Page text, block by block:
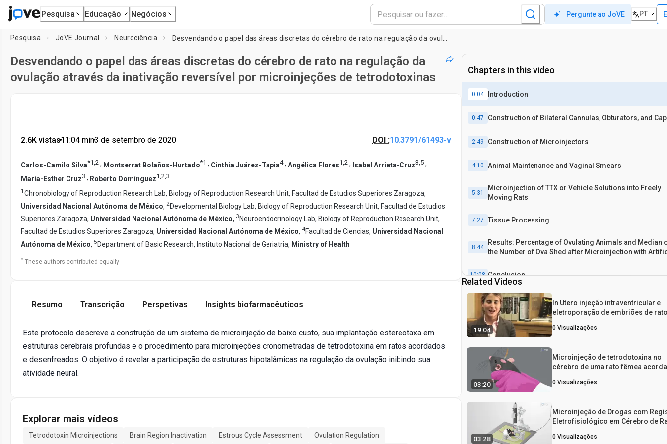
Pesquisa Educação Negócios Pergunte ao JoVE PT
Pesquisa JoVE Journal Neurociência
Desvendando o papel das áreas discretas do cérebro de rato na regulação da
ovulação através da inativação reversível por microinjeções de tetrodotoxinas
2.6K vistas•11:04 min•3 de setembro de 2020 DOI :10.3791/61493-v
Carlos-Camilo Silva*1,2 , Montserrat Bolaños-Hurtado*1 , Cinthia Juárez-Tapia4, Angélica Flores1,2 , Isabel Arrieta-Cruz3,5 ,
María-Esther Cruz3 , Roberto Domínguez1 2 3
1 Chronobiology of Reproduction Research Lab, Biology of Reproduction Research Unit, Facultad de Estudios Superiores Zaragoza,
Universidad Nacional Autónoma de México, 2Developmental Biology Lab, Biology of Reproduction Research Unit, Facultad de Estudios
Superiores Zaragoza, Universidad Nacional Autónoma de México, 3 Neuroendocrinology Lab, Biology of Reproduction Research Unit,
Facultad de Estudios Superiores Zaragoza, Universidad Nacional Autónoma de México, 4Facultad de Ciencias, Universidad Nacional
Autónoma de México, 5Department of Basic Research, Instituto Nacional de Geriatria, Ministry of Health
* These authors contributed equally
Resumo Transcrição Perspetivas Insights biofarmacêuticos
Este protocolo descreve a construção de um sistema de microinjeção de baixo custo, sua implantação estereotaxa em
estruturas cerebrais profundas e o procedimento para microinjeções cronometradas de tetrodotoxina em ratos acordados
e desenfreados. O objetivo é revelar a participação de estruturas hipotalâmicas na regulação da ovulação inibindo sua
atividade neural.
Explorar mais vídeos
Tetrodotoxin Microinjections Brain Region Inactivation Estrous Cycle Assessment Ovulation Regulation
Chapters in this video
0:04 Introduction
0:47 Construction of Bilateral Cannulas, Obturators, and
2:49 Construction of Microinjectors
4:10 Animal Maintenance and Vaginal Smears
5:31
Microinjection of TTX or Vehicle Solutions into Freely
Moving Rats
7:27 Tissue Processing
8:44
Results: Percentage of Ovulating Animals and Median
the Number of Ova Shed after Microinjection with
10:08 Conclusion
Related Videos
19:04
In Utero injeção intraventricular e
eletroporação de embriões de
E16
0 Visualizações
03:20
Microinjeção de tetrodotoxina no
cérebro de uma rato fêmea
0 Visualizações
03:28
Microinjeção de Drogas com
Eletrofisiológico em Cérebro de
0 Visualizações